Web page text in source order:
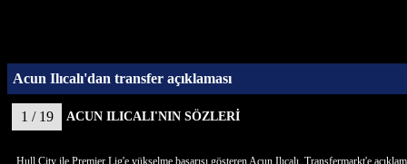
Acun Ilıcalı'dan transfer açıklaması
1 / 19 ACUN ILICALI'NIN SÖZLERİ
Hull City ile Premier Lig'e yükselme başarısı gösteren Acun Ilıcalı, Transfermarkt'e